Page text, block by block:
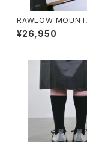
RAWLOW
KS / HIKER BAKER
¥26,950